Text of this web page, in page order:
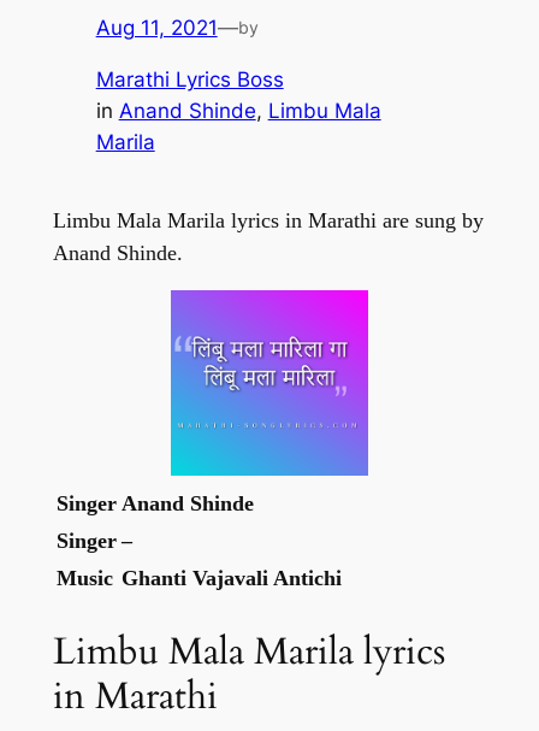
Aug 11, 2021—by
Marathi Lyrics Boss
in Anand Shinde, Limbu Mala
Marila
Limbu Mala Marila lyrics in Marathi are sung by
Anand Shinde.
Singer Anand Shinde
Singer –
Music Ghanti Vajavali Antichi
Limbu Mala Marila lyrics
in Marathi